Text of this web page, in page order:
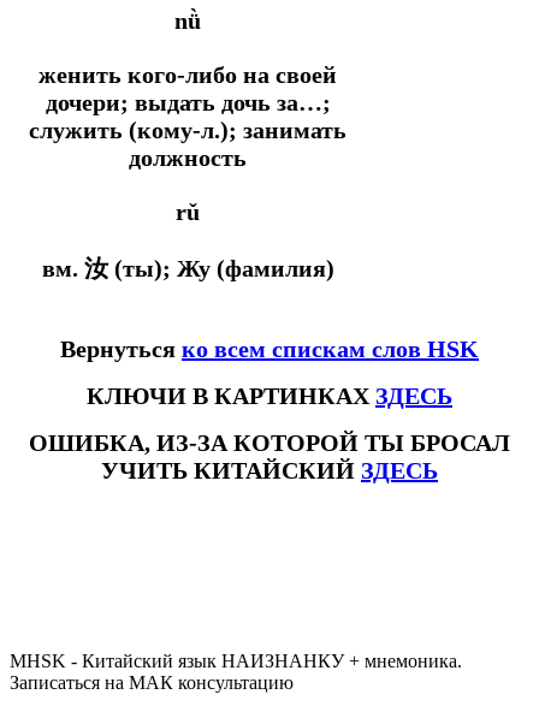
nǜ
женить кого-либо на своей
дочери; выдать дочь за…;
служить (кому-л.); занимать
должность
rǔ
вм. 汝 (ты); Жу (фамилия)
Вернуться ко всем спискам слов HSK
КЛЮЧИ В КАРТИНКАХ ЗДЕСЬ
ОШИБКА, ИЗ-ЗА КОТОРОЙ ТЫ БРОСАЛ
УЧИТЬ КИТАЙСКИЙ ЗДЕСЬ
MHSK - Китайский язык НАИЗНАНКУ + мнемоника.
Записаться на МАК консультацию